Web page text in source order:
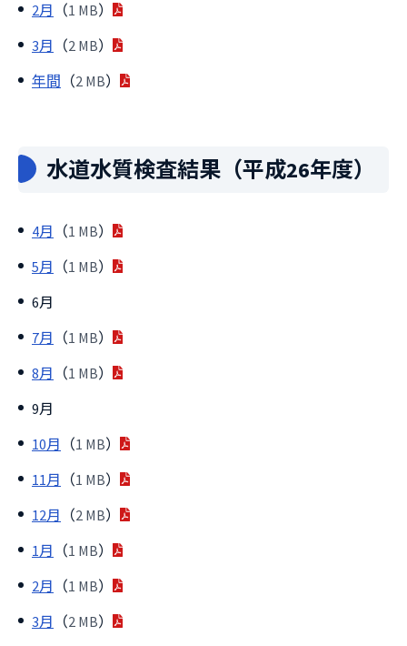
2月 （1 MB）
3月 （2 MB）
年間 （2 MB）
水道水質検査結果（平成26年度）
4月 （1 MB）
5月 （1 MB）
6月
7月 （1 MB）
8月 （1 MB）
9月
10月 （1 MB）
11月 （1 MB）
12月 （2 MB）
1月 （1 MB）
2月 （1 MB）
3月 （2 MB）